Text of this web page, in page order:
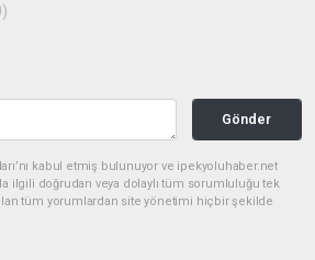
Gönder
kabul etmiş bulunuyor ve ipekyoluhaber.net
ilgili doğrudan veya dolaylı tüm sorumluluğu tek
tüm yorumlardan site yönetimi hiçbir şekilde